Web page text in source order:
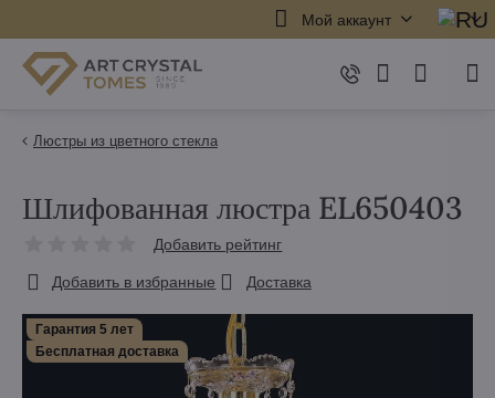
Мой аккаунт
Люстры из цветного стекла
Гарантия 5 лет
Бесплатная доставка
Шлифованная люстра EL650403
Добавить рейтинг
Добавить в избранные Доставка